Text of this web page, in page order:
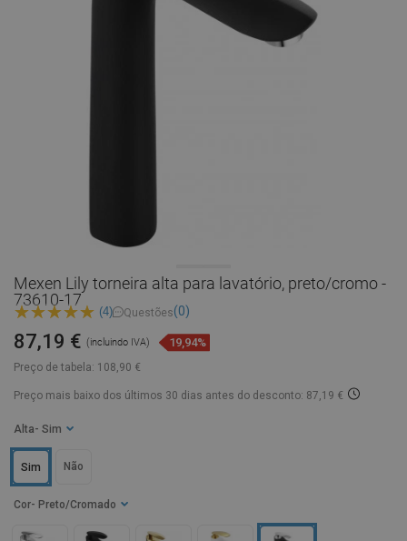
Mexen Lily torneira alta para lavatório, preto/cromo -
73610-17
(4) Questões(0)
Preço de tabela: 108,90 €
87,19 € (incluindo IVA) 19,94%
Preço mais baixo dos últimos 30 dias antes do desconto: 87,19 €
Cor - Preto/Cromado
Alta - Sim
Sim Não